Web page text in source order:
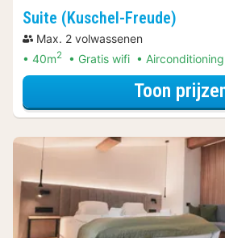
Suite (Kuschel-Freude)
Max. 2 volwassenen
40m2 Gratis wifi Airconditioning
Toon